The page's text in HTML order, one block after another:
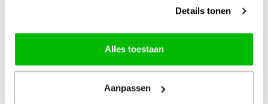
Details tonen
Alles toestaan
Aanpassen